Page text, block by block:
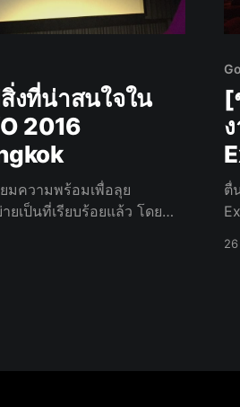
งที่น่าสนใจใน
2016
มความพร้อมเพื่อลุย
เป็นที่เรียบร้อยแล้ว โดย
[
ตื่